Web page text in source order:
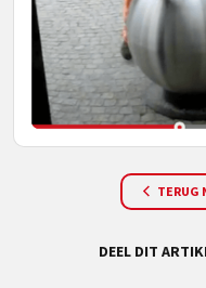
TERUG
DEEL DIT